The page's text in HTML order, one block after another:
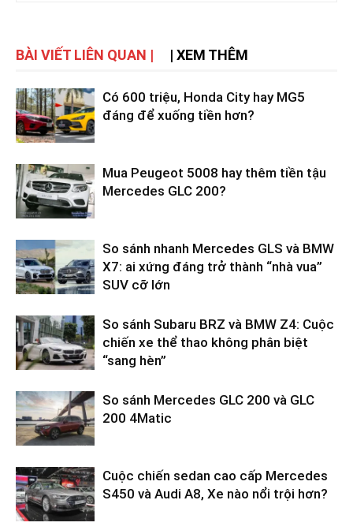
BÀI VIẾT LIÊN QUAN | | XEM THÊM
Có 600 triệu, Honda City hay MG5
đáng để xuống tiền hơn?
Mua Peugeot 5008 hay thêm tiền tậu
Mercedes GLC 200?
So sánh nhanh Mercedes GLS và BMW
X7: ai xứng đáng trở thành “nhà vua”
SUV cỡ lớn
So sánh Subaru BRZ và BMW Z4: Cuộc
chiến xe thể thao không phân biệt
“sang hèn”
So sánh Mercedes GLC 200 và GLC
200 4Matic
Cuộc chiến sedan cao cấp Mercedes
S450 và Audi A8, Xe nào nổi trội hơn?